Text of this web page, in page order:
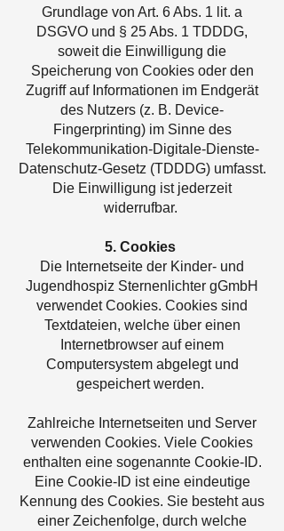
Grundlage von Art. 6 Abs. 1 lit. a
DSGVO und § 25 Abs. 1 TDDDG,
soweit die Einwilligung die
Speicherung von Cookies oder den
Zugriff auf Informationen im Endgerät
des Nutzers (z. B. Device-
Fingerprinting) im Sinne des
Telekommunikation-Digitale-Dienste-
Datenschutz-Gesetz (TDDDG) umfasst.
Die Einwilligung ist jederzeit
widerrufbar.
5. Cookies
Die Internetseite der Kinder- und
Jugendhospiz Sternenlichter gGmbH
verwendet Cookies. Cookies sind
Textdateien, welche über einen
Internetbrowser auf einem
Computersystem abgelegt und
gespeichert werden.
Zahlreiche Internetseiten und Server
verwenden Cookies. Viele Cookies
enthalten eine sogenannte Cookie-ID.
Eine Cookie-ID ist eine eindeutige
Kennung des Cookies. Sie besteht aus
einer Zeichenfolge, durch welche